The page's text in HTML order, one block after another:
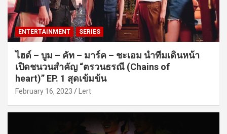
ENTERTAINMENT SERIES
ไฮด์ – บูม – คัท – มาร์ค – ชะเอม นำทีมเดินหน้า
เปิดชนวนสำคัญ “ตรวนธรณี (Chains of
heart)” EP. 1 สุดเข้มข้น
February 16, 2023 Lert